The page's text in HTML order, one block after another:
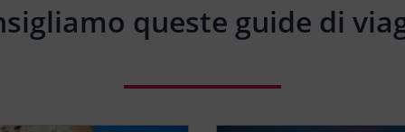
queste guide di